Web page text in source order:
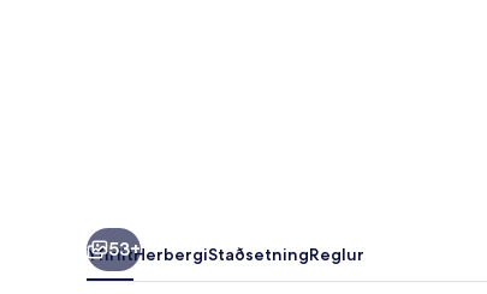
53+
YfirlitHerbergiStaðsetningReglur